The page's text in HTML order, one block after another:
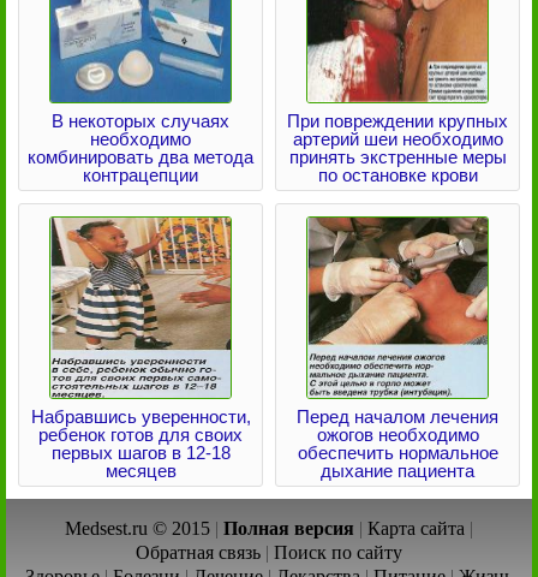
В некоторых случаях
необходимо
комбинировать два метода
контрацепции
При повреждении крупных
артерий шеи необходимо
принять экстренные меры
по остановке крови
Набравшись уверенности,
ребенок готов для своих
первых шагов в 12-18
месяцев
Перед началом лечения
ожогов необходимо
обеспечить нормальное
дыхание пациента
Medsest.ru © 2015 | Полная версия | Карта сайта |
Обратная связь | Поиск по сайту